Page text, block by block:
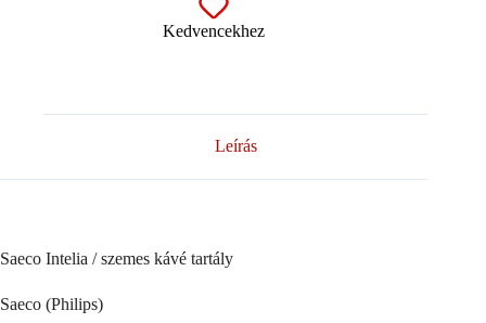
Kedvencekhez
Leírás
Saeco Intelia / szemes kávé tartály
Saeco (Philips)